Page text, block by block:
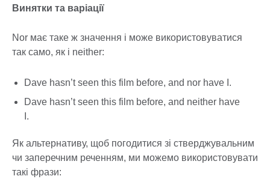
Винятки та варіації
Nor має таке ж значення і може використовуватися
так само, як і neither:
Dave hasn’t seen this film before, and nor have I.
Dave hasn’t seen this film before, and neither have
I.
Як альтернативу, щоб погодитися зі стверджувальним
чи заперечним реченням, ми можемо використовувати
такі фрази: